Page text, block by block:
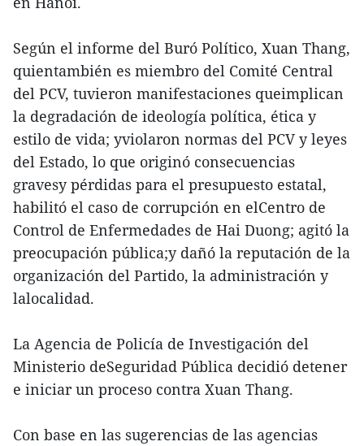
Según el informe del Buró Político, Xuan Thang,
quientambién es miembro del Comité Central
del PCV, tuvieron manifestaciones queimplican
la degradación de ideología política, ética y
estilo de vida; yviolaron normas del PCV y leyes
del Estado, lo que originó consecuencias
gravesy pérdidas para el presupuesto estatal,
habilitó el caso de corrupción en elCentro de
Control de Enfermedades de Hai Duong; agitó la
preocupación pública;y dañó la reputación de la
organización del Partido, la administración y
lalocalidad.
La Agencia de Policía de Investigación del
Ministerio deSeguridad Pública decidió detener
e iniciar un proceso contra Xuan Thang.
Con base en las sugerencias de las agencias